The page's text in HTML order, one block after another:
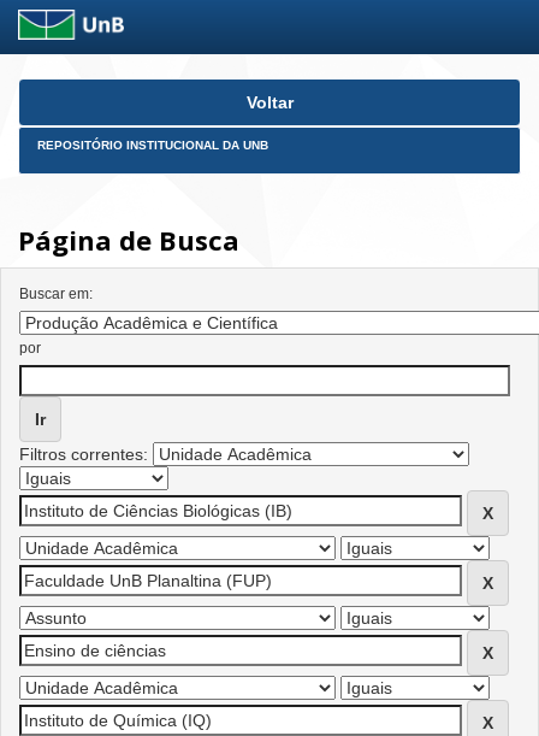
Skip
Voltar
REPOSITÓRIO INSTITUCIONAL DA UNB
Página de Busca
Buscar em:
por
Filtros correntes: